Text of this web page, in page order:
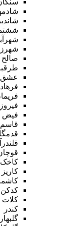
صالح
عشق
فیض
قاسم
کاخک
کاریز
کدکن
کلات
کندر
گلبهار